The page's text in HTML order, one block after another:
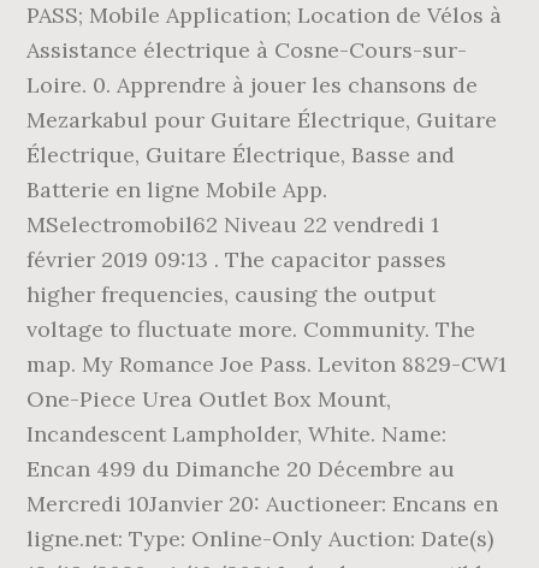
PASS; Mobile Application; Location de Vélos à
Assistance électrique à Cosne-Cours-sur-
Loire. 0. Apprendre à jouer les chansons de
Mezarkabul pour Guitare Électrique, Guitare
Électrique, Guitare Électrique, Basse and
Batterie en ligne Mobile App.
MSelectromobil62 Niveau 22 vendredi 1
février 2019 09:13 . The capacitor passes
higher frequencies, causing the output
voltage to fluctuate more. Community. The
map. My Romance Joe Pass. Leviton 8829-CW1
One-Piece Urea Outlet Box Mount,
Incandescent Lampholder, White. Name:
Encan 499 du Dimanche 20 Décembre au
Mercredi 10Janvier 20: Auctioneer: Encans en
ligne.net: Type: Online-Only Auction: Date(s)